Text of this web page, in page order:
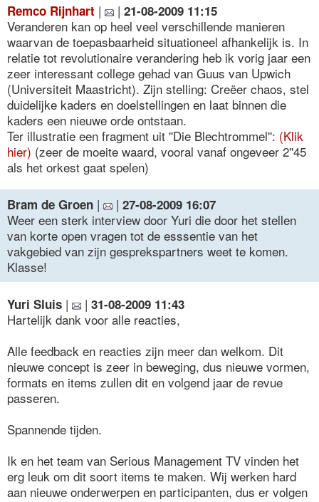
Remco Rijnhart | | 21-08-2009 11:15
Veranderen kan op heel veel verschillende manieren
waarvan de toepasbaarheid situationeel afhankelijk is. In
relatie tot revolutionaire verandering heb ik vorig jaar een
zeer interessant college gehad van Guus van Upwich
(Universiteit Maastricht). Zijn stelling: Creëer chaos, stel
duidelijke kaders en doelstellingen en laat binnen die
kaders een nieuwe orde ontstaan.
Ter illustratie een fragment uit ''Die Blechtrommel'': (Klik
hier) (zeer de moeite waard, vooral vanaf ongeveer 2''45
als het orkest gaat spelen)
Bram de Groen | | 27-08-2009 16:07
Weer een sterk interview door Yuri die door het stellen
van korte open vragen tot de esssentie van het
vakgebied van zijn gesprekspartners weet te komen.
Klasse!
Yuri Sluis | | 31-08-2009 11:43
Hartelijk dank voor alle reacties,
Alle feedback en reacties zijn meer dan welkom. Dit
nieuwe concept is zeer in beweging, dus nieuwe vormen,
formats en items zullen dit en volgend jaar de revue
passeren.
Spannende tijden.
Ik en het team van Serious Management TV vinden het
erg leuk om dit soort items te maken. Wij werken hard
aan nieuwe onderwerpen en participanten, dus er volgen